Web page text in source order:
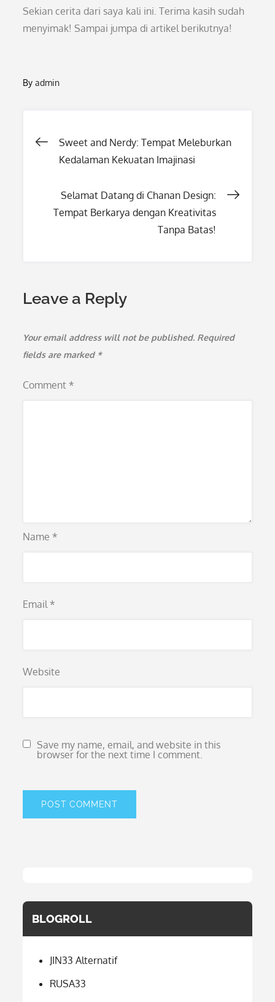
Sekian cerita dari saya kali ini. Terima kasih sudah
menyimak! Sampai jumpa di artikel berikutnya!
Byadmin
Post
Sweet and Nerdy: Tempat Meleburkan
Kedalaman Kekuatan Imajinasi
Selamat Datang di Chanan Design:
Tempat Berkarya dengan Kreativitas
Tanpa Batas!
Leave a Reply
Your email address will not be published. Required
fields are marked *
Comment *
Name *
Email *
Website
Save my name, email, and website in this
browser for the next time I comment.
BLOGROLL
JIN33 Alternatif
RUSA33